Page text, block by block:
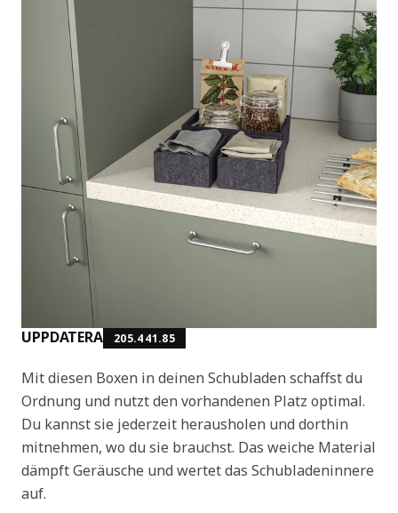
UPPDATERA 205.441.85
Mit diesen Boxen in deinen Schubladen schaffst du
Ordnung und nutzt den vorhandenen Platz optimal.
Du kannst sie jederzeit herausholen und dorthin
mitnehmen, wo du sie brauchst. Das weiche Material
dämpft Geräusche und wertet das Schubladeninnere
auf.